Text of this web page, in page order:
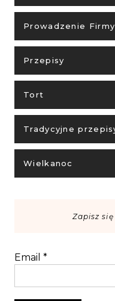
Prowadzenie Firmy
Przepisy
Tort
Tradycyjne
Wielkanoc
Zapisz
Email *